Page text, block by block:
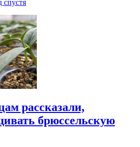
спустя
рассказали,
брюссельскую